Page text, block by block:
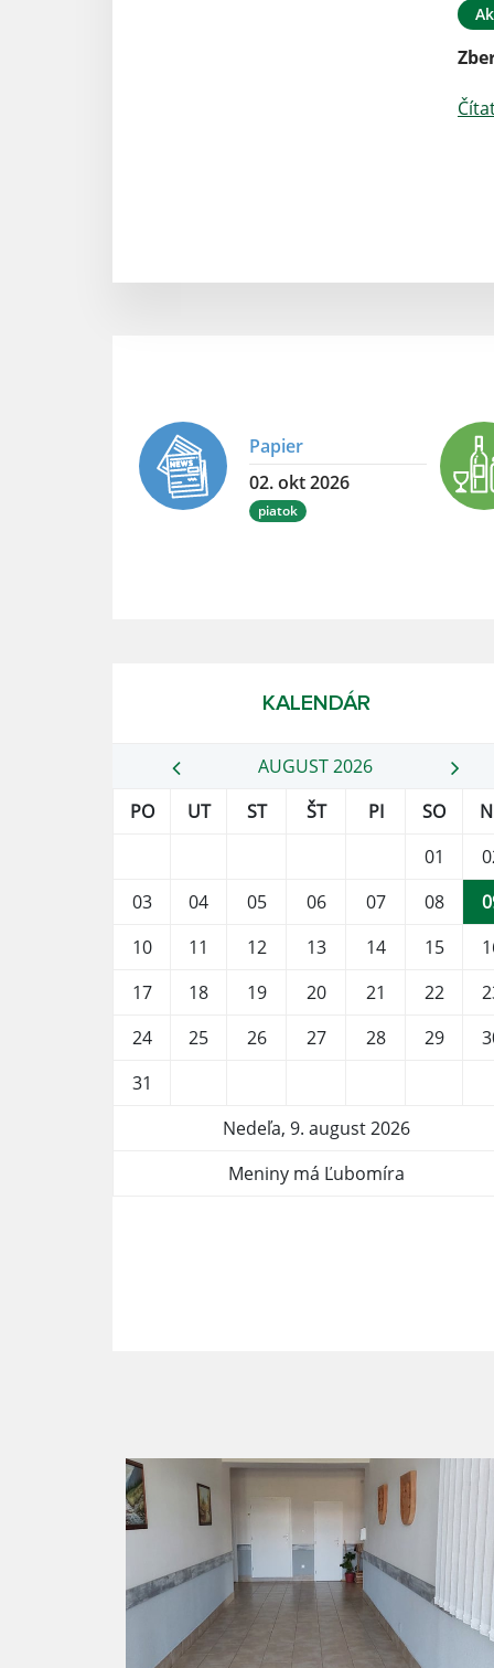
Papier
02. okt 2026
piatok
KALENDÁR
AUGUST 2026
PO
UT ST ŠT PI SO
01
03
04 05 06 07 08
10
11 12 13 14 15
17
18 19 20 21 22
24
25 26 27 28 29
31
Nedeľa, 9. august 2026
Meniny má Ľubomíra